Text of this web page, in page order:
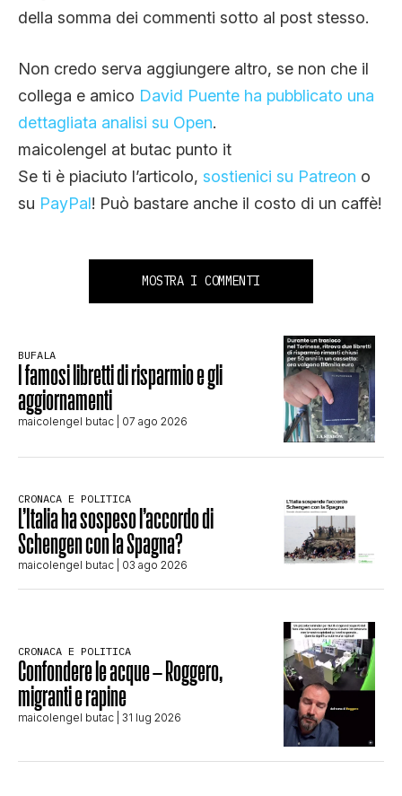
della somma dei commenti sotto al post stesso.
Non credo serva aggiungere altro, se non che il
collega e amico David Puente ha pubblicato una
dettagliata analisi su Open.
maicolengel at butac punto it
Se ti è piaciuto l’articolo, sostienici su Patreon o
su PayPal! Può bastare anche il costo di un caffè!
MOSTRA I COMMENTI
BUFALA
I famosi libretti di risparmio e gli
aggiornamenti
maicolengel butac | 07 ago 2026
CRONACA E POLITICA
L’Italia ha sospeso l’accordo di
Schengen con la Spagna?
maicolengel butac | 03 ago 2026
CRONACA E POLITICA
Confondere le acque – Roggero,
migranti e rapine
maicolengel butac | 31 lug 2026